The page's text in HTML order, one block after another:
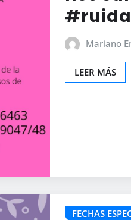
Mariano
LEER MÁS
FECHAS